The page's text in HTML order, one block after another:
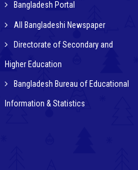
Bangladesh Portal
All Bangladeshi Newspaper
Directorate of Secondary and
Higher Education
Bangladesh Bureau of Educational
Information & Statistics